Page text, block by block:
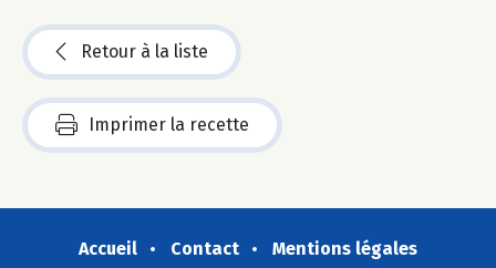
Retour à la liste
Imprimer la recette
Accueil Contact
Mentions légales